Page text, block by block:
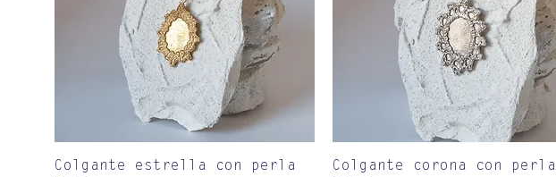
Vista rápida
Colgante estrella con perla
Vista rápida
Colgante corona con perla